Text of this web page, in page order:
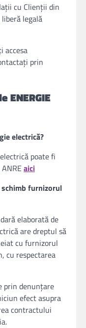
cu Clienții din
legală
accesa
prin
ENERGIE
electrică?
poate fi
aici
furnizorul
elaborată de
are dreptul să
cu furnizorul
cu respectarea
prin denunţare
efect asupra
contractului